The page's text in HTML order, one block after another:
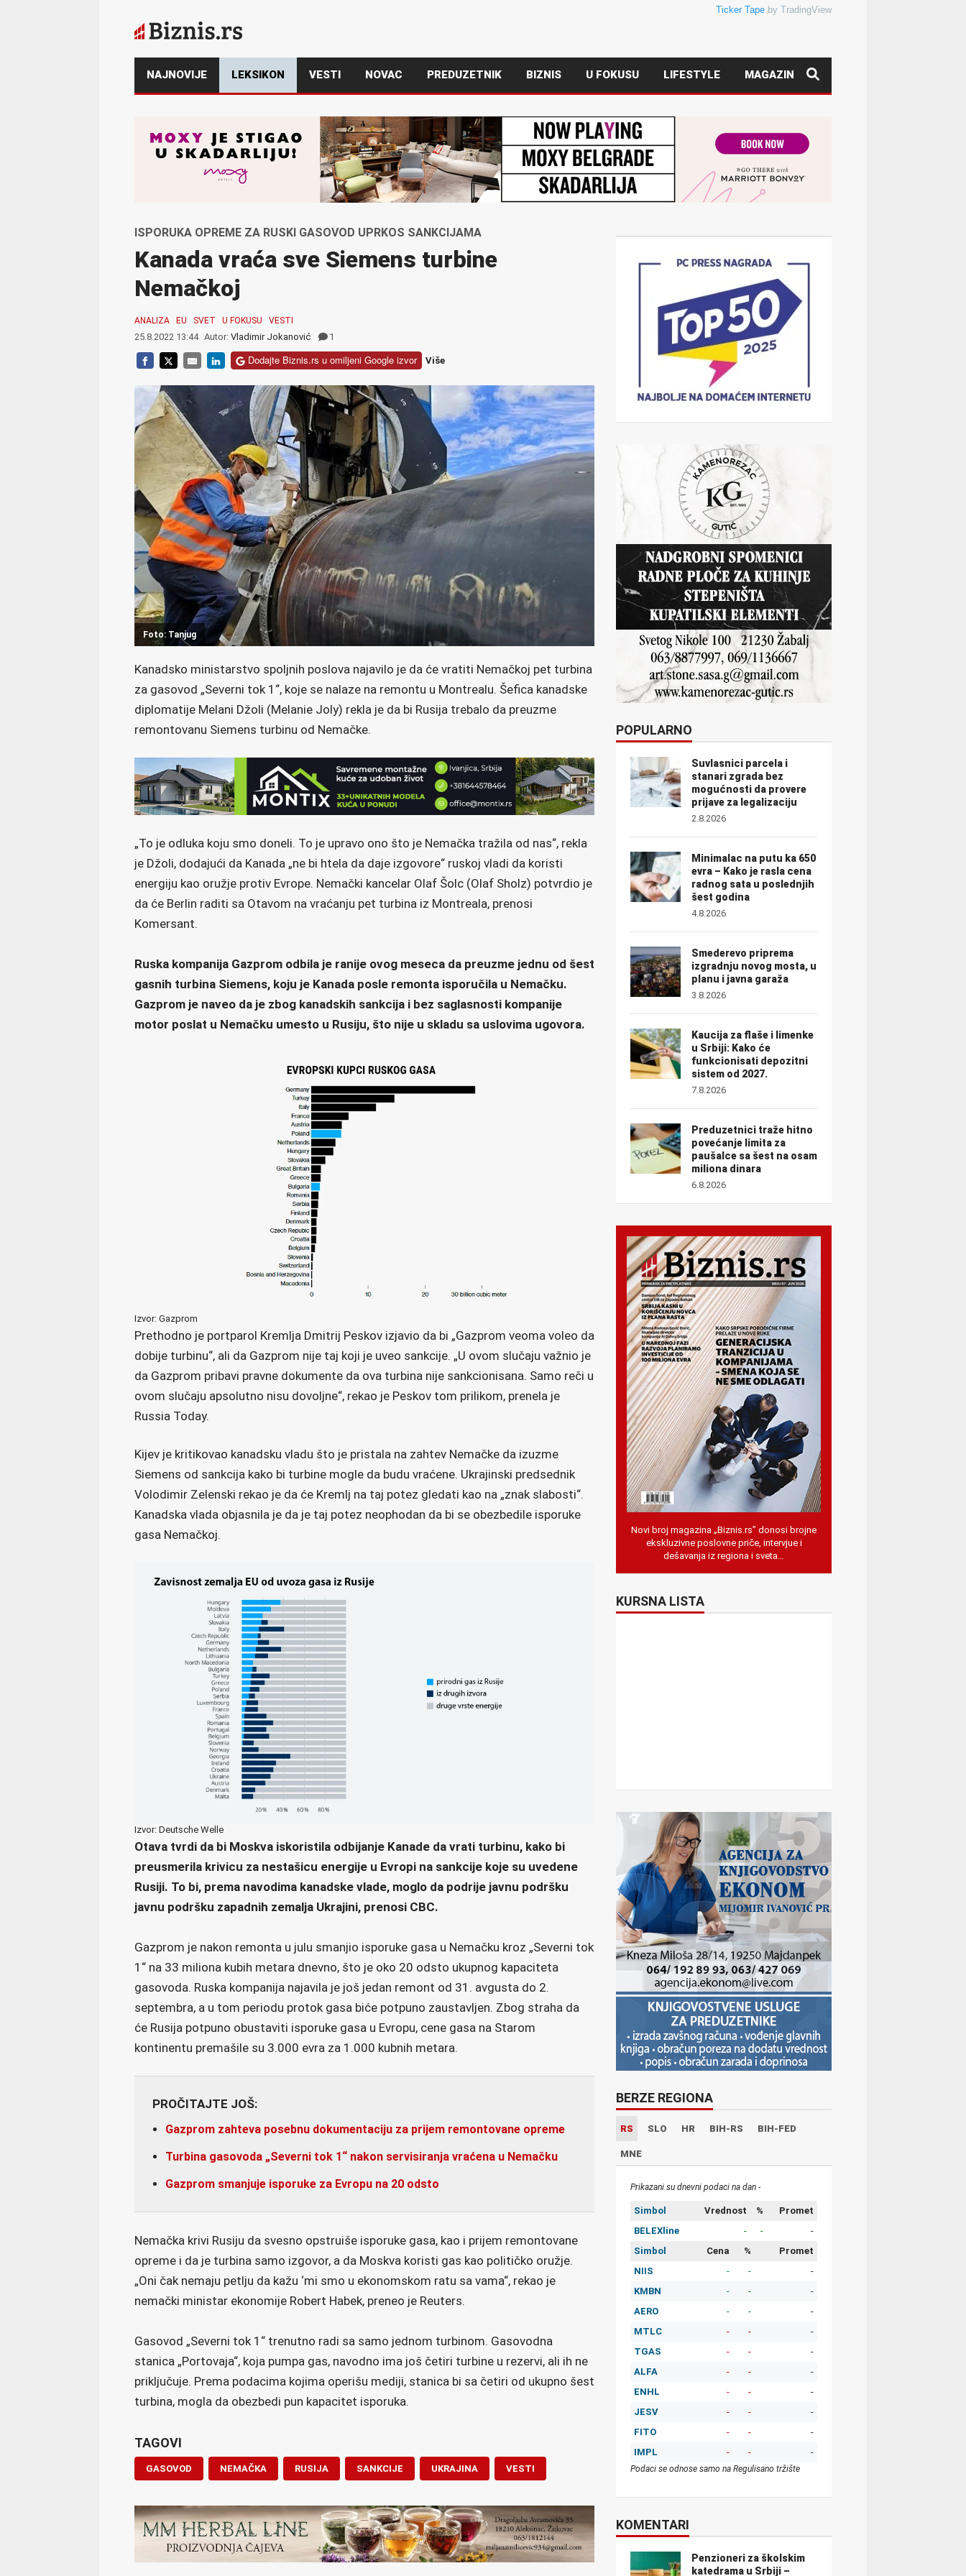
Ticker Tape by TradingView
NAJNOVIJE LEKSIKON VESTI NOVAC PREDUZETNIK BIZNIS U FOKUSU LIFESTYLE MAGAZIN
ISPORUKA OPREME ZA RUSKI GASOVOD UPRKOS SANKCIJAMA
Kanada vraća sve Siemens turbine
Nemačkoj
ANALIZA EU SVET U FOKUSU VESTI
25.8.2022 13:44 Autor: Vladimir Jokanović 1
Dodajte Biznis.rs u omiljeni Google izvor Više
Foto: Tanjug
Kanadsko ministarstvo spoljnih poslova najavilo je da će vratiti Nemačkoj pet turbina
za gasovod „Severni tok 1“, koje se nalaze na remontu u Montrealu. Šefica kanadske
diplomatije Melani Džoli (Melanie Joly) rekla je da bi Rusija trebalo da preuzme
remontovanu Siemens turbinu od Nemačke.
„To je odluka koju smo doneli. To je upravo ono što je Nemačka tražila od nas“, rekla
je Džoli, dodajući da Kanada „ne bi htela da daje izgovore“ ruskoj vladi da koristi
energiju kao oružje protiv Evrope. Nemački kancelar Olaf Šolc (Olaf Sholz) potvrdio je
da će Berlin raditi sa Otavom na vraćanju pet turbina iz Montreala, prenosi
Komersant.
Ruska kompanija Gazprom odbila je ranije ovog meseca da preuzme jednu od šest
gasnih turbina Siemens, koju je Kanada posle remonta isporučila u Nemačku.
Gazprom je naveo da je zbog kanadskih sankcija i bez saglasnosti kompanije
motor poslat u Nemačku umesto u Rusiju, što nije u skladu sa uslovima ugovora.
Izvor: Gazprom
Prethodno je portparol Kremlja Dmitrij Peskov izjavio da bi „Gazprom veoma voleo da
dobije turbinu“, ali da Gazprom nije taj koji je uveo sankcije. „U ovom slučaju važnio je
da Gazprom pribavi pravne dokumente da ova turbina nije sankcionisana. Samo reči u
ovom slučaju apsolutno nisu dovoljne“, rekao je Peskov tom prilikom, prenela je
Russia Today.
Kijev je kritikovao kanadsku vladu što je pristala na zahtev Nemačke da izuzme
Siemens od sankcija kako bi turbine mogle da budu vraćene. Ukrajinski predsednik
Volodimir Zelenski rekao je da će Kremlj na taj potez gledati kao na „znak slabosti“.
Kanadska vlada objasnila je da je taj potez neophodan da bi se obezbedile isporuke
gasa Nemačkoj.
Izvor: Deutsche Welle
Otava tvrdi da bi Moskva iskoristila odbijanje Kanade da vrati turbinu, kako bi
preusmerila krivicu za nestašicu energije u Evropi na sankcije koje su uvedene
Rusiji. To bi, prema navodima kanadske vlade, moglo da podrije javnu podršku
javnu podršku zapadnih zemalja Ukrajini, prenosi CBC.
Gazprom je nakon remonta u julu smanjio isporuke gasa u Nemačku kroz „Severni tok
1“ na 33 miliona kubih metara dnevno, što je oko 20 odsto ukupnog kapaciteta
gasovoda. Ruska kompanija najavila je još jedan remont od 31. avgusta do 2.
septembra, a u tom periodu protok gasa biće potpuno zaustavljen. Zbog straha da
će Rusija potpuno obustaviti isporuke gasa u Evropu, cene gasa na Starom
kontinentu premašile su 3.000 evra za 1.000 kubnih metara.
PROČITAJTE JOŠ:
Gazprom zahteva posebnu dokumentaciju za prijem remontovane opreme
Turbina gasovoda „Severni tok 1“ nakon servisiranja vraćena u Nemačku
Gazprom smanjuje isporuke za Evropu na 20 odsto
Nemačka krivi Rusiju da svesno opstruiše isporuke gasa, kao i prijem remontovane
opreme i da je turbina samo izgovor, a da Moskva koristi gas kao političko oružje.
„Oni čak nemaju petlju da kažu ‘mi smo u ekonomskom ratu sa vama“, rekao je
nemački ministar ekonomije Robert Habek, preneo je Reuters.
Gasovod „Severni tok 1“ trenutno radi sa samo jednom turbinom. Gasovodna
stanica „Portovaja“, koja pumpa gas, navodno ima još četiri turbine u rezervi, ali ih ne
priključuje. Prema podacima kojima operišu mediji, stanica bi sa četiri od ukupno šest
turbina, mogla da obezbedi pun kapacitet isporuka.
TAGOVI
GASOVOD NEMAČKA RUSIJA SANKCIJE UKRAJINA VESTI
POPULARNO
Suvlasnici parcela i
stanari zgrada bez
mogućnosti da provere
prijave za legalizaciju
2.8.2026
Minimalac na putu ka 650
evra – Kako je rasla cena
radnog sata u poslednjih
šest godina
4.8.2026
Smederevo priprema
izgradnju novog mosta, u
planu i javna garaža
3.8.2026
Kaucija za flaše i limenke
u Srbiji: Kako će
funkcionisati depozitni
sistem od 2027.
7.8.2026
Preduzetnici traže hitno
povećanje limita za
paušalce sa šest na osam
miliona dinara
6.8.2026
Novi broj magazina „Biznis.rs” donosi brojne
ekskluzivne poslovne priče, intervjue i
dešavanja iz regiona i sveta…
KURSNA LISTA
BERZE REGIONA
RS SLO HR BIH-RS BIH-FED
MNE
Prikazani su dnevni podaci na dan -
Simbol Vrednost %
Promet
BELEXline
- -
-
Simbol
Cena %
Promet
NIIS
- -
-
KMBN
- -
-
AERO
- -
-
MTLC
- -
-
TGAS
- -
-
ALFA
- -
-
ENHL
- -
-
JESV
- -
-
FITO
- -
-
IMPL
- - -
Podaci se odnose samo na Regulisano tržište
KOMENTARI
Penzioneri za školskim
katedrama u Srbiji –